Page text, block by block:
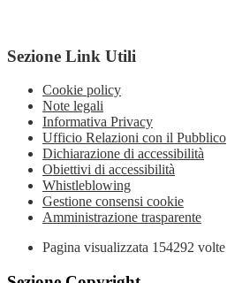
Sezione Link Utili
Cookie policy
Note legali
Informativa Privacy
Ufficio Relazioni con il Pubblico
Dichiarazione di accessibilità
Obiettivi di accessibilità
Whistleblowing
Gestione consensi cookie
Amministrazione trasparente
Pagina visualizzata 154292 volte